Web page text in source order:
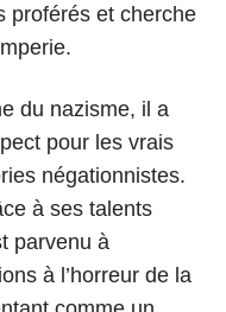
proférés et cherche
du nazisme, il a
pour les vrais
négationnistes.
à ses talents
parvenu à
à l’horreur de la